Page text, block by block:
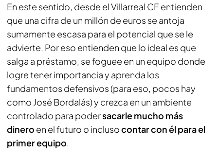
En este sentido, desde el Villarreal CF entienden
que una cifra de un millón de euros se antoja
sumamente escasa para el potencial que se le
advierte. Por eso entienden que lo ideal es que
salga a préstamo, se foguee en un equipo donde
logre tener importancia y aprenda los
fundamentos defensivos (para eso, pocos hay
como José Bordalás) y crezca en un ambiente
controlado para podersacarle mucho más
dinero en el futuro o inclusocontar con él para el
primer equipo.